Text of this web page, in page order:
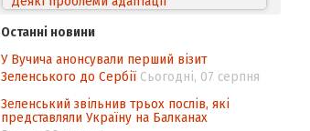
Угоди про торговельні аспекти прав
інтелектуальної власності (TRIPS) у
контексті євроінтеграції
Аналіз виборчого законодавства щодо
невизначеності механізму повторного
підрахунку голосів виборців
Останні новини
У Вучича анонсували перший візит
Зеленського до Сербії Сьогодні, 07 серпня
Зеленський звільнив трьох послів, які
представляли Україну на Балканах